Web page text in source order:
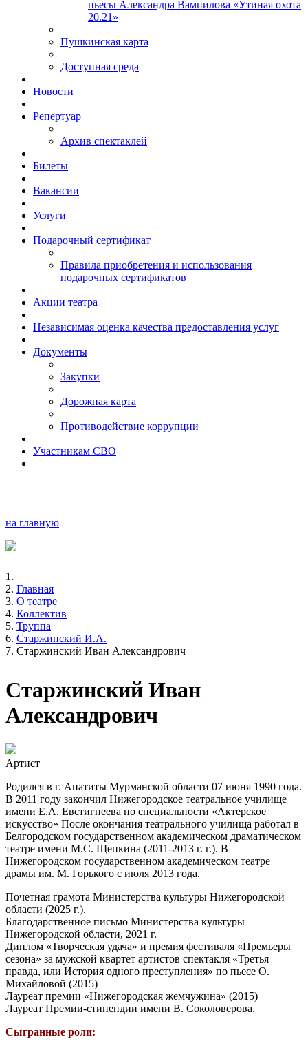
пьесы Александра Вампилова «Утиная охота
20.21»
Пушкинская карта
Доступная среда
Новости
Репертуар
Архив спектаклей
Билеты
Вакансии
Услуги
Подарочный сертификат
Правила приобретения и использования
подарочных сертификатов
Акции театра
Независимая оценка качества предоставления услуг
Документы
Закупки
Дорожная карта
Противодействие коррупции
Участникам СВО
на главную
Главная
О театре
Коллектив
Труппа
Старжинский И.А.
Старжинский Иван Александрович
Старжинский Иван
Александрович
Артист
Родился в г. Апатиты Мурманской области 07 июня 1990 года.
В 2011 году закончил Нижегородское театральное училище
имени Е.А. Евстигнеева по специальности «Актерское
искусство» После окончания театрального училища работал в
Белгородском государственном академическом драматическом
театре имени М.С. Щепкина (2011-2013 г. г.). В
Нижегородском государственном академическом театре
драмы им. М. Горького с июля 2013 года.
Почетная грамота Министерства культуры Нижегородской
области (2025 г.).
Благодарственное письмо Министерства культуры
Нижегородской области, 2021 г.
Диплом «Творческая удача» и премия фестиваля «Премьеры
сезона» за мужской квартет артистов спектакля «Третья
правда, или История одного преступления» по пьесе О.
Михайловой (2015)
Лауреат премии «Нижегородская жемчужина» (2015)
Лауреат Премии-стипендии имени В. Соколоверова.
Сыгранные роли: